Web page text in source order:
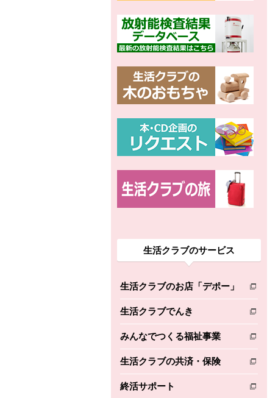
生活クラブのサービス
生活クラブのお店「デポー」
別のウィンドウで開きます。
生活クラブでんき
別のウィンドウで開きます。
みんなでつくる福祉事業
別のウィンドウで開きます。
生活クラブの共済・保険
別のウィンドウで開きます。
終活サポート
別のウィンドウで開きます。